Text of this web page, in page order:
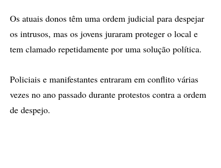
Os atuais donos têm uma ordem judicial para despejar
os intrusos, mas os jovens juraram proteger o local e
tem clamado repetidamente por uma solução política.
Policiais e manifestantes entraram em conflito várias
vezes no ano passado durante protestos contra a ordem
de despejo.